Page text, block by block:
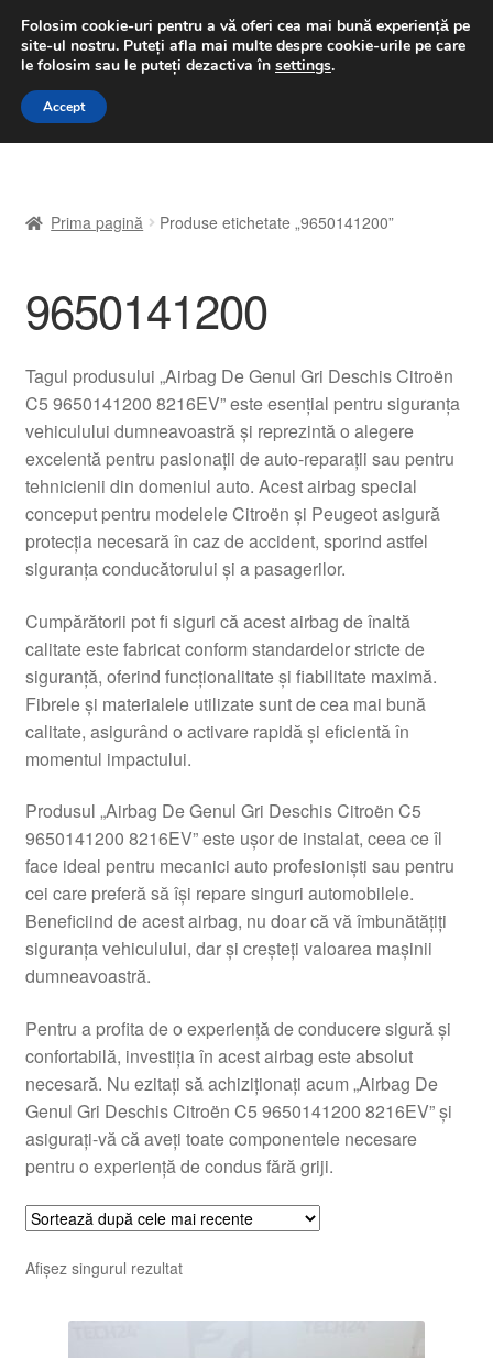
LIVRARE de la 33 lei
luni-vineri 9 a.m. - 4 p.m.031 229 6816
Sari
Sari
A lua legatura
Contul meu
Despre noi
Finalizare comandă
Livrare
Livrare în toată lumea
Plângere
Plățile
Politică de confidențialitate
Procedura de reclamație
Termeni si conditii
Prima pagină Produse etichetate „9650141200”
9650141200
Tagul produsului „Airbag De Genul Gri Deschis Citroën
C5 9650141200 8216EV” este esențial pentru siguranța
vehiculului dumneavoastră și reprezintă o alegere
excelentă pentru pasionații de auto-reparații sau pentru
tehnicienii din domeniul auto. Acest airbag special
conceput pentru modelele Citroën și Peugeot asigură
protecția necesară în caz de accident, sporind astfel
siguranța conducătorului și a pasagerilor.
Cumpărătorii pot fi siguri că acest airbag de înaltă
calitate este fabricat conform standardelor stricte de
siguranță, oferind funcționalitate și fiabilitate maximă.
Fibrele și materialele utilizate sunt de cea mai bună
calitate, asigurând o activare rapidă și eficientă în
momentul impactului.
Produsul „Airbag De Genul Gri Deschis Citroën C5
9650141200 8216EV” este ușor de instalat, ceea ce îl
face ideal pentru mecanici auto profesioniști sau pentru
cei care preferă să își repare singuri automobilele.
Beneficiind de acest airbag, nu doar că vă îmbunătățiți
siguranța vehiculului, dar și creșteți valoarea mașinii
dumneavoastră.
Pentru a profita de o experiență de conducere sigură și
confortabilă, investiția în acest airbag este absolut
necesară. Nu ezitați să achiziționați acum „Airbag De
Genul Gri Deschis Citroën C5 9650141200 8216EV” și
asigurați-vă că aveți toate componentele necesare
pentru o experiență de condus fără griji.
Afișez singurul rezultat
Folosim cookie-uri pentru a vă oferi cea mai bună experiență pe
site-ul nostru. Puteți afla mai multe despre cookie-urile pe care
le folosim sau le puteți dezactiva în settings.
Accept